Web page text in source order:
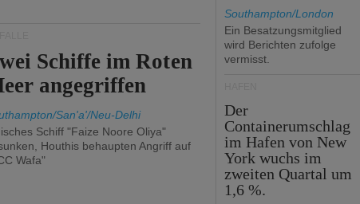
Schiffe im Roten
angegriffen
San'a'/Neu-Delhi
Schiff "Faize Noore Oliya"
Houthis behaupten Angriff auf
Wafa"
Southampton/London
Ein Besatzungsmitglied
wird Berichten zufolge
vermisst.
Der
Containerumschlag
im Hafen von New
York wuchs im
zweiten Quartal um
1,6 %.